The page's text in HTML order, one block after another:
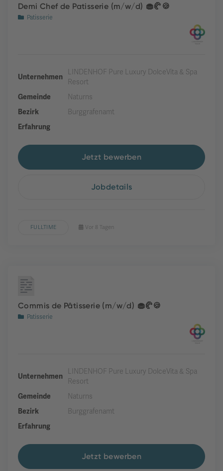
Demi Chef de Patisserie (m/w/d) 🧁🥐🍪
Patisserie
Unternehmen
LINDENHOF Pure Luxury DolceVita & Spa
Resort
Gemeinde
Naturns
Bezirk
Burggrafenamt
Erfahrung
Jetzt bewerben
Jobdetails
FULLTIME Vor 8 Tagen
Commis de Pâtisserie (m/w/d) 🧁🥐🍪
Patisserie
Unternehmen
LINDENHOF Pure Luxury DolceVita & Spa
Resort
Gemeinde
Naturns
Bezirk
Burggrafenamt
Erfahrung
Jetzt bewerben